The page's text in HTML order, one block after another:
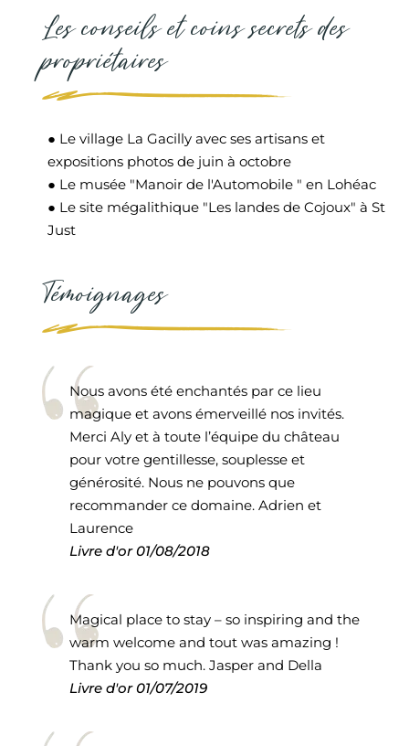
Les conseils et coins secrets des
propriétaires
● Le village La Gacilly avec ses artisans et
expositions photos de juin à octobre
● Le musée "Manoir de l'Automobile " en Lohéac
● Le site mégalithique "Les landes de Cojoux" à St
Just
Témoignages
Nous avons été enchantés par ce lieu
magique et avons émerveillé nos invités.
Merci Aly et à toute l’équipe du château
pour votre gentillesse, souplesse et
générosité. Nous ne pouvons que
recommander ce domaine. Adrien et
Laurence
Livre d'or01/08/2018
Magical place to stay – so inspiring and the
warm welcome and tout was amazing !
Thank you so much. Jasper and Della
Livre d'or01/07/2019